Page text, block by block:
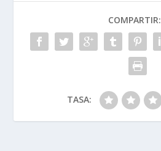
COMPARTIR:
TASA: